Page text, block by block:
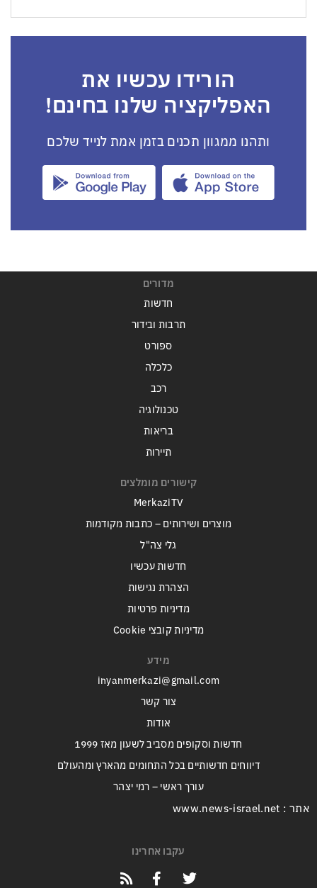
הורידו עכשיו את
האפליקציה שלנו בחינם!
ותהנו ממגוון תכנים בזמן אמת לנייד שלכם
מדורים
חדשות
תרבות ובידור
ספורט
כלכלה
רכב
טכנולוגיה
בריאות
תיירות
קישורים מומלצים
MerkaziTV
מוצרים ושירותים – כתבות מקודמות
גלי צה"ל
חדשות עכשיו
הצהרת נגישות
מדיניות פרטיות
מדיניות קובצי Cookie
מידע
inyanmerkazi@gmail.com
צור קשר
אודות
חדשות וסקופים מסביב לשעון מאז 1999
דיווחים חדשותיים בכל התחומים מהארץ ומהעולם
עורך ראשי – רמי יצהר
אתר : www.news-israel.net
עקבו אחרינו